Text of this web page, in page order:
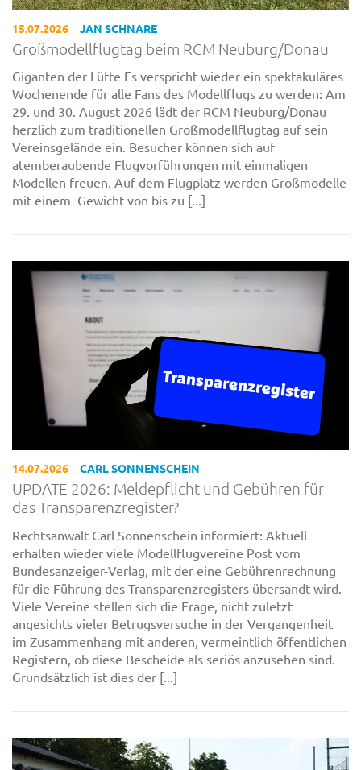
15.07.2026 JAN SCHNARE
Großmodellflugtag beim RCM Neuburg/Donau
Giganten der Lüfte Es verspricht wieder ein spektakuläres
Wochenende für alle Fans des Modellflugs zu werden: Am
29. und 30. August 2026 lädt der RCM Neuburg/Donau
herzlich zum traditionellen Großmodellflugtag auf sein
Vereinsgelände ein. Besucher können sich auf
atemberaubende Flugvorführungen mit einmaligen
Modellen freuen. Auf dem Flugplatz werden Großmodelle
mit einem Gewicht von bis zu [...]
14.07.2026 CARL SONNENSCHEIN
UPDATE 2026: Meldepflicht und Gebühren für
das Transparenzregister?
Rechtsanwalt Carl Sonnenschein informiert: Aktuell
erhalten wieder viele Modellflugvereine Post vom
Bundesanzeiger-Verlag, mit der eine Gebührenrechnung
für die Führung des Transparenzregisters übersandt wird.
Viele Vereine stellen sich die Frage, nicht zuletzt
angesichts vieler Betrugsversuche in der Vergangenheit
im Zusammenhang mit anderen, vermeintlich öffentlichen
Registern, ob diese Bescheide als seriös anzusehen sind.
Grundsätzlich ist dies der [...]